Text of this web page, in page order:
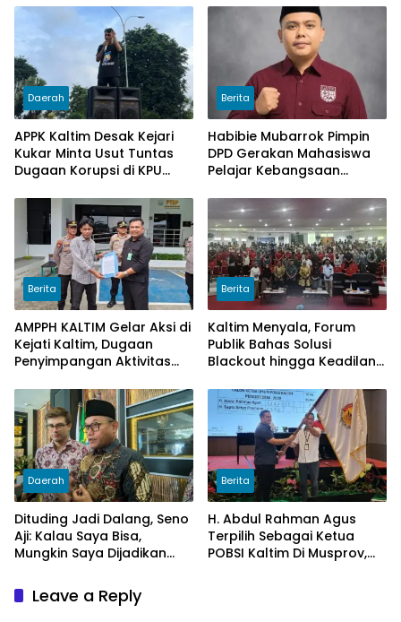
Daerah
APPK Kaltim Desak Kejari
Kukar Minta Usut Tuntas
Dugaan Korupsi di KPU
Dana Hibah PSU Kukar
Tahun 2025
Berita
Habibie Mubarrok Pimpin
DPD Gerakan Mahasiswa
Pelajar Kebangsaan
Berita
AMPPH KALTIM Gelar Aksi di
Kejati Kaltim, Dugaan
Penyimpangan Aktivitas
Sawit di Logpond Tubaan
Berita
Kaltim Menyala, Forum
Publik Bahas Solusi
Blackout hingga Keadilan
Daerah
Dituding Jadi Dalang, Seno
Aji: Kalau Saya Bisa,
Mungkin Saya Dijadikan
Berita
H. Abdul Rahman Agus
Terpilih Sebagai Ketua
POBSI Kaltim Di Musprov,
Leave a Reply